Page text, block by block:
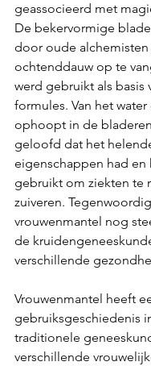
geassocieerd met
De bekervormige
door oude
ochtenddauw op te
werd gebruikt als basis
formules. Van het water
ophoopt in de
geloofd dat het
eigenschappen had en
gebruikt om ziekten te
zuiveren.
vrouwenmantel nog
de
verschillende
Vrouwenmantel heeft
gebruiksgeschiedenis
traditionele
verschillende